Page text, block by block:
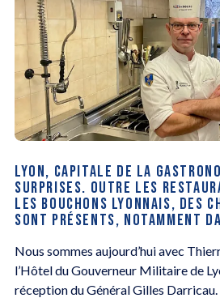
LYON, CAPITALE DE LA
SURPRISES. OUTRE LES
LES BOUCHONS LYONNAIS, DES
SONT PRÉSENTS, NOTAMMENT
Nous sommes aujourd’hui avec
l’Hôtel du Gouverneur Militaire de
réception du Général Gilles Darricau.